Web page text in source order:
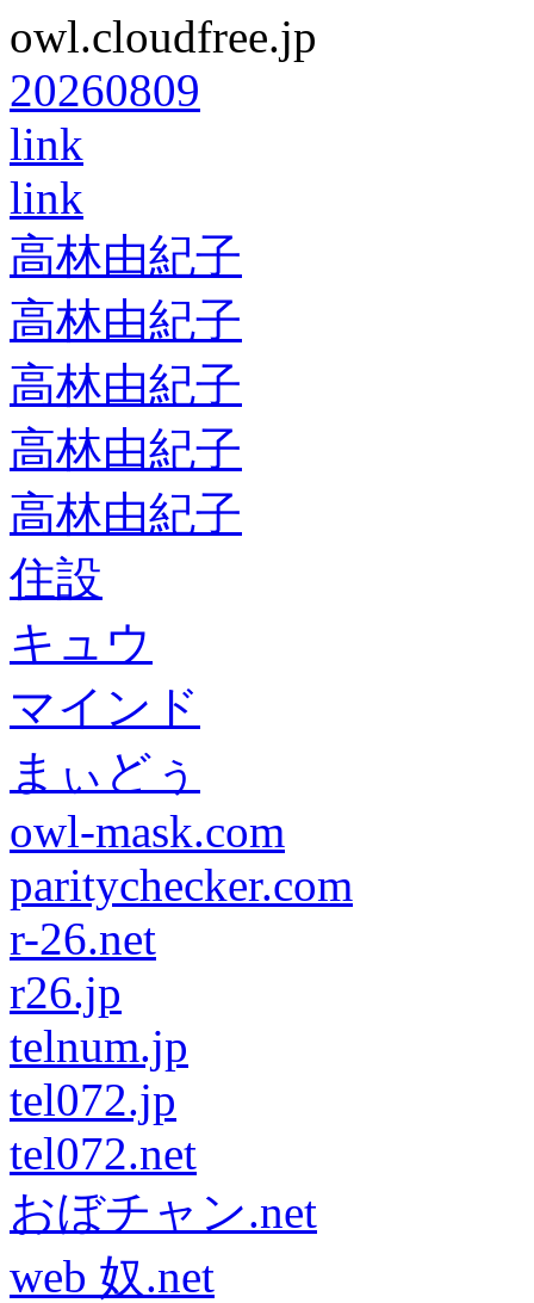
owl.cloudfree.jp
20260809
link
link
高林由紀子
高林由紀子
高林由紀子
高林由紀子
高林由紀子
住設
キュウ
マインド
まぃどぅ
owl-mask.com
paritychecker.com
r-26.net
r26.jp
telnum.jp
tel072.jp
tel072.net
おぼチャン.net
web 奴.net